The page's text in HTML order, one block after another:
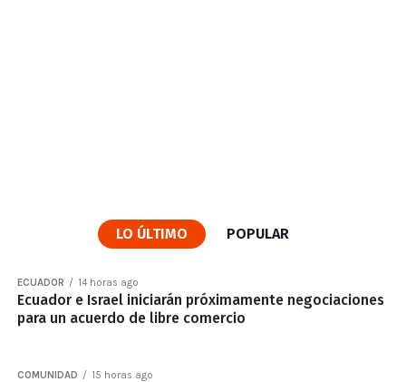
LO ÚLTIMO POPULAR
ECUADOR 14 horas ago
Ecuador e Israel iniciarán próximamente negociaciones
para un acuerdo de libre comercio
COMUNIDAD 15 horas ago